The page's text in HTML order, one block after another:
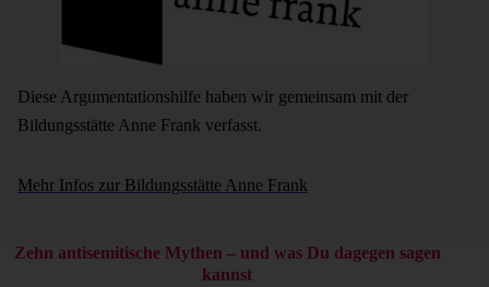
Diese Argumentationshilfe haben wir gemeinsam mit der
Bildungsstätte Anne Frank verfasst.
Mehr Infos zur Bildungsstätte Anne Frank
Zehn antisemitische Mythen – und was Du dagegen sagen
kannst